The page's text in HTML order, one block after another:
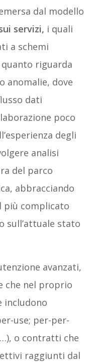
dal modello
servizi, i quali
a schemi
riguarda
anomalie, dove
dati
poco
degli
analisi
del parco
abbracciando
più complicato
sull’attuale stato
avanzati,
che nel proprio
includono
use; per-per-
o contratti che
raggiunti dal